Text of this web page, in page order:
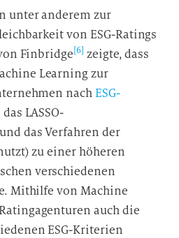
unter anderem zur
von ESG-Ratings
Finbridge [6] zeigte, dass
Learning zur
nachESG-
LASSO-
das Verfahren der
zu einer höheren
verschiedenen
Mithilfe von Machine
auch die
ESG-Kriterien